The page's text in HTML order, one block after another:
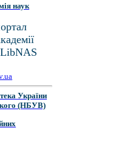
наук
України
(НБУВ)